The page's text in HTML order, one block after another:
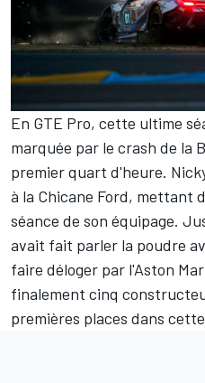
En GTE Pro, cette ultime
marquée par le crash de la
premier quart d'heure.
à la Chicane Ford, mettant
séance de son équipage.
avait fait parler la poudre
faire déloger par l'Aston
finalement cinq
premières places dans